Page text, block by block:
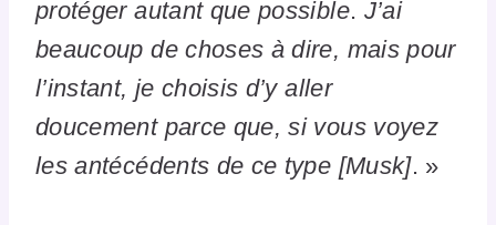
protéger autant que possible. J’ai
beaucoup de choses à dire, mais pour
l’instant, je choisis d’y aller
doucement parce que, si vous voyez
les antécédents de ce type [Musk]. »